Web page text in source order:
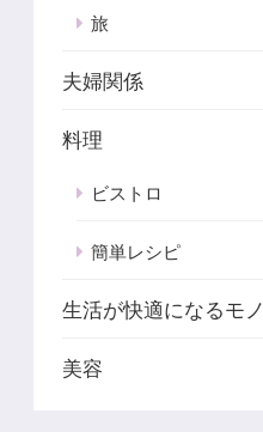
旅
夫婦関係
料理
ビストロ
簡単レシピ
生活が快適になるモノ
美容